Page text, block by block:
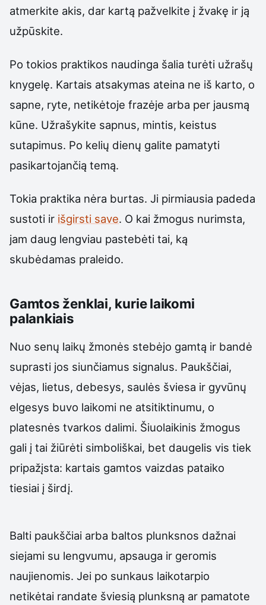
atmerkite akis, dar kartą pažvelkite į žvakę ir ją
užpūskite.
Po tokios praktikos naudinga šalia turėti užrašų
knygelę. Kartais atsakymas ateina ne iš karto, o
sapne, ryte, netikėtoje frazėje arba per jausmą
kūne. Užrašykite sapnus, mintis, keistus
sutapimus. Po kelių dienų galite pamatyti
pasikartojančią temą.
Tokia praktika nėra burtas. Ji pirmiausia padeda
sustoti ir išgirsti save. O kai žmogus nurimsta,
jam daug lengviau pastebėti tai, ką
skubėdamas praleido.
Gamtos ženklai, kurie laikomi
palankiais
Nuo senų laikų žmonės stebėjo gamtą ir bandė
suprasti jos siunčiamus signalus. Paukščiai,
vėjas, lietus, debesys, saulės šviesa ir gyvūnų
elgesys buvo laikomi ne atsitiktinumu, o
platesnės tvarkos dalimi. Šiuolaikinis žmogus
gali į tai žiūrėti simboliškai, bet daugelis vis tiek
pripažįsta: kartais gamtos vaizdas pataiko
tiesiai į širdį.
Balti paukščiai arba baltos plunksnos dažnai
siejami su lengvumu, apsauga ir geromis
naujienomis. Jei po sunkaus laikotarpio
netikėtai randate šviesią plunksną ar pamatote